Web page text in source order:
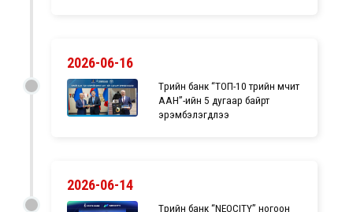
2026-06-16
Төрийн банк “ТОП-10 төрийн өмчит
ААН”-ийн 5 дугаар байрт
эрэмбэлэгдлээ
2026-06-14
Төрийн банк “NEOCITY” ногоон